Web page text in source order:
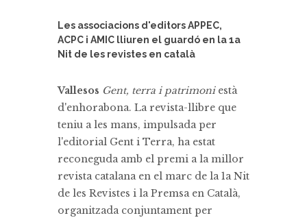
Les associacions d'editors APPEC,
ACPC i AMIC lliuren el guardó en la 1a
Nit de les revistes en català
Vallesos Gent, terra i patrimoniestà
d'enhorabona. La revista-llibre que
teniu a les mans, impulsada per
l'editorial Gent i Terra, ha estat
reconeguda amb el premi a la millor
revista catalana en el marc de la 1a Nit
de les Revistes i la Premsa en Català,
organitzada conjuntament per